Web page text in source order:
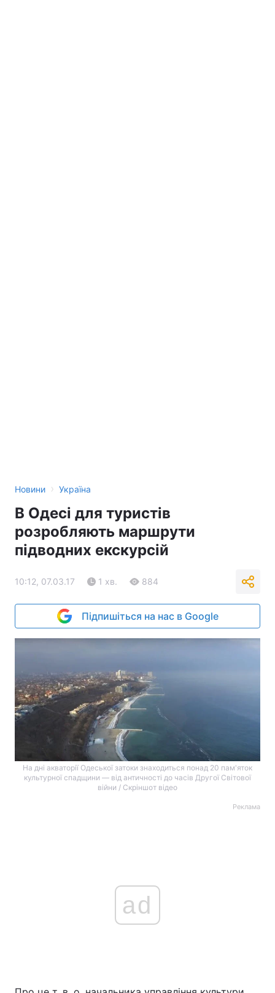
Новини › Україна
В Одесі для туристів
розробляють маршрути
підводних екскурсій
10:12, 07.03.17 1 хв. 884
Підпишіться на нас в Google
На дні акваторії Одеської затоки знаходиться понад 20 пам'яток
культурної спадщини — від античності до часів Другої Світової
війни / Скріншот відео
Реклама
ad